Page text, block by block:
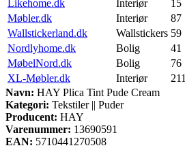
Likehome.dk
Interiør 15
Møbler.dk
Interiør 87
Wallstickerland.dk
Wallstickers 59
Nordlyhome.dk
Bolig 41
MøbelNord.dk
Bolig 76
XL-Møbler.dk
Interiør 211
Navn: HAY Plica Tint Pude Cream
Kategori: Tekstiler || Puder
Producent: HAY
Varenummer: 13690591
EAN: 5710441270508